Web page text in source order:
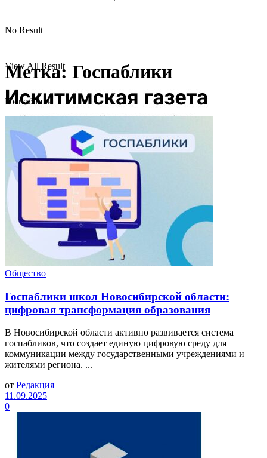
No Result
View All Result
Метка: Госпаблики
Госпаблики
Общество
Госпаблики школ Новосибирской области:
цифровая трансформация образования
В Новосибирской области активно развивается система
госпабликов, что создает единую цифровую среду для
коммуникации между государственными учреждениями и
жителями региона. ...
от Редакция
11.09.2025
0